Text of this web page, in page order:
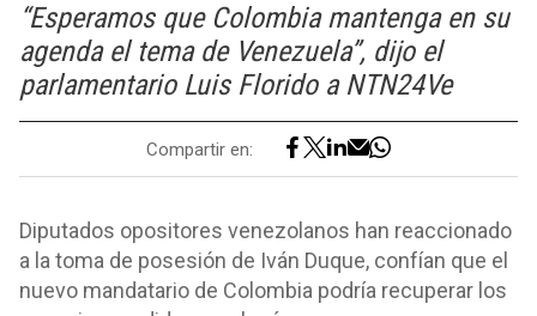
“Esperamos que Colombia mantenga en su
agenda el tema de Venezuela”, dijo el
parlamentario Luis Florido a NTN24Ve
Compartir en:
Diputados opositores venezolanos han reaccionado
a la toma de posesión de Iván Duque, confían que el
nuevo mandatario de Colombia podría recuperar los